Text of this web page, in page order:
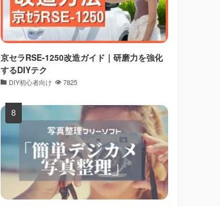
京セラRSE-1250改造ガイド｜研磨力を強化
するDIYテク
DIY初心者向け 7825